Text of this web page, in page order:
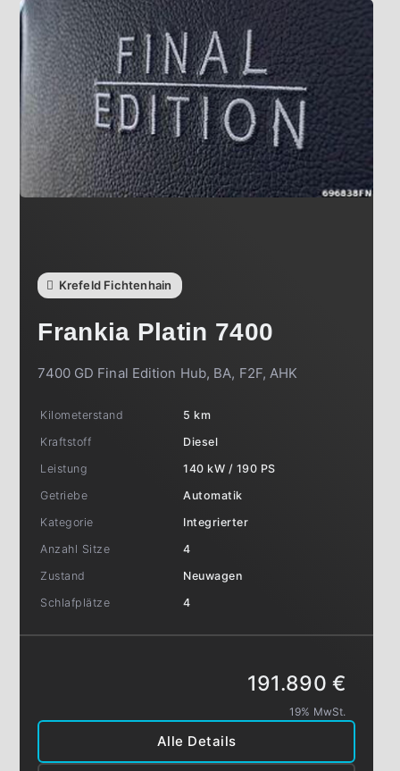
Krefeld Fichtenhain
Frankia Platin 7400
7400 GD Final Edition Hub, BA, F2F, AHK
Kilometerstand
5 km
Kraftstoff
Diesel
Leistung
140 kW / 190 PS
Getriebe
Automatik
Kategorie
Integrierter
Anzahl Sitze
4
Zustand
Neuwagen
Schlafplätze
4
Alle Details
191.890 €
19% MwSt.